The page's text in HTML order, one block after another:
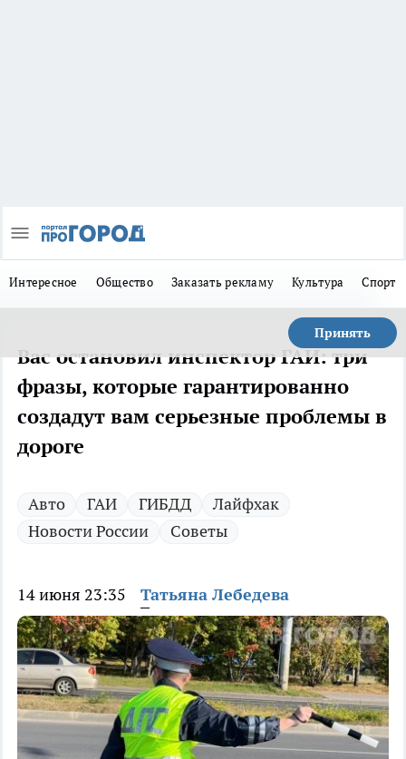
Интересное Общество Заказать рекламу Культура Спорт
Принять
Вас остановил инспектор ГАИ: три
фразы, которые гарантированно
создадут вам серьезные проблемы в
дороге
Авто ГАИ ГИБДД
Лайфхак
Новости России
Советы
14 июня 23:35 Татьяна Лебедева